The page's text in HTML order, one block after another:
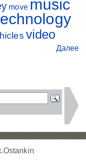
move music
video
Далее